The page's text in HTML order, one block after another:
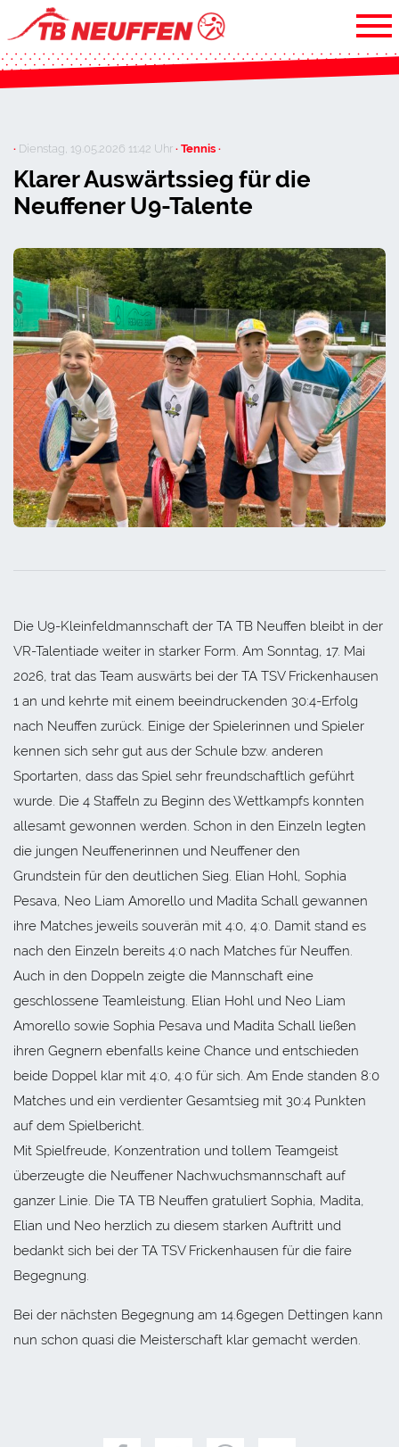
· Dienstag, 19.05.2026 11:42 Uhr· Tennis ·
Klarer Auswärtssieg für die
Neuffener U9-Talente
Die U9-Kleinfeldmannschaft der TA TB Neuffen bleibt in der
VR-Talentiade weiter in starker Form. Am Sonntag, 17. Mai
2026, trat das Team auswärts bei der TA TSV Frickenhausen
1 an und kehrte mit einem beeindruckenden 30:4-Erfolg
nach Neuffen zurück. Einige der Spielerinnen und Spieler
kennen sich sehr gut aus der Schule bzw. anderen
Sportarten, dass das Spiel sehr freundschaftlich geführt
wurde. Die 4 Staffeln zu Beginn des Wettkampfs konnten
allesamt gewonnen werden. Schon in den Einzeln legten
die jungen Neuffenerinnen und Neuffener den
Grundstein für den deutlichen Sieg. Elian Hohl, Sophia
Pesava, Neo Liam Amorello und Madita Schall gewannen
ihre Matches jeweils souverän mit 4:0, 4:0. Damit stand es
nach den Einzeln bereits 4:0 nach Matches für Neuffen.
Auch in den Doppeln zeigte die Mannschaft eine
geschlossene Teamleistung. Elian Hohl und Neo Liam
Amorello sowie Sophia Pesava und Madita Schall ließen
ihren Gegnern ebenfalls keine Chance und entschieden
beide Doppel klar mit 4:0, 4:0 für sich. Am Ende standen 8:0
Matches und ein verdienter Gesamtsieg mit 30:4 Punkten
auf dem Spielbericht.
Mit Spielfreude, Konzentration und tollem Teamgeist
überzeugte die Neuffener Nachwuchsmannschaft auf
ganzer Linie. Die TA TB Neuffen gratuliert Sophia, Madita,
Elian und Neo herzlich zu diesem starken Auftritt und
bedankt sich bei der TA TSV Frickenhausen für die faire
Begegnung.
Bei der nächsten Begegnung am 14.6gegen Dettingen kann
nun schon quasi die Meisterschaft klar gemacht werden.